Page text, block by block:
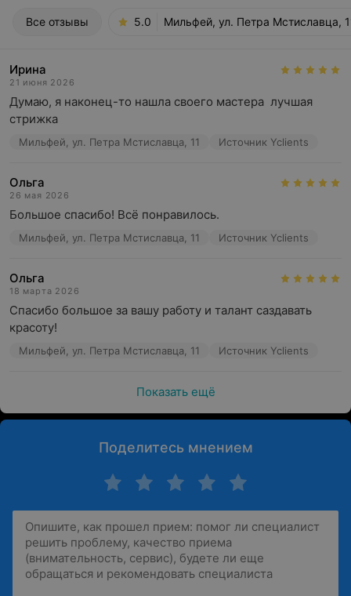
Все отзывы 5.0 Мильфей, ул. Петра Мстиславца,
Ирина
21 июня 2026
Думаю, я наконец-то нашла своего мастера  лучшая
стрижка
Мильфей, ул. Петра Мстиславца, 11 Источник Yclients
Ольга
26 мая 2026
Большое спасибо! Всё понравилось.
Мильфей, ул. Петра Мстиславца, 11 Источник Yclients
Ольга
18 марта 2026
Спасибо большое за вашу работу и талант саздавать
красоту!
Мильфей, ул. Петра Мстиславца, 11 Источник Yclients
Показать ещё
Поделитесь мнением